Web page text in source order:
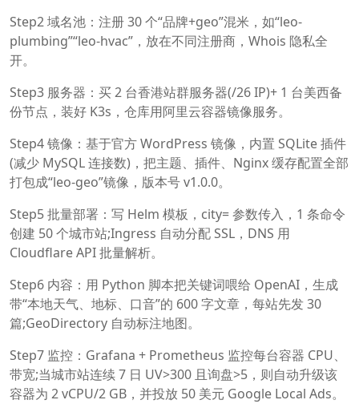
Step2 域名池：注册 30 个“品牌+geo”混米，如“leo-
plumbing”“leo-hvac”，放在不同注册商，Whois 隐私全
开。
Step3 服务器：买 2 台香港站群服务器(/26 IP)+ 1 台美西备
份节点，装好 K3s，仓库用阿里云容器镜像服务。
Step4 镜像：基于官方 WordPress 镜像，内置 SQLite 插件
(减少 MySQL 连接数)，把主题、插件、Nginx 缓存配置全部
打包成“leo-geo”镜像，版本号 v1.0.0。
Step5 批量部署：写 Helm 模板，city= 参数传入，1 条命令
创建 50 个城市站;Ingress 自动分配 SSL，DNS 用
Cloudflare API 批量解析。
Step6 内容：用 Python 脚本把关键词喂给 OpenAI，生成
带“本地天气、地标、口音”的 600 字文章，每站先发 30
篇;GeoDirectory 自动标注地图。
Step7 监控：Grafana + Prometheus 监控每台容器 CPU、
带宽;当城市站连续 7 日 UV>300 且询盘>5，则自动升级该
容器为 2 vCPU/2 GB，并投放 50 美元 Google Local Ads。